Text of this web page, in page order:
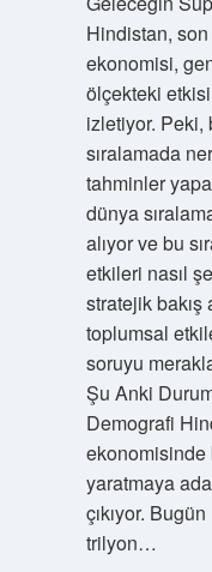
Hindistan, son
ekonomisi,
ölçekteki
izletiyor.
sıralamada
tahminler
dünya
alıyor ve bu
etkileri nasıl
stratejik bakış
toplumsal
soruyu
Şu Anki
Demografi
yaratmaya
çıkıyor.
trilyon…